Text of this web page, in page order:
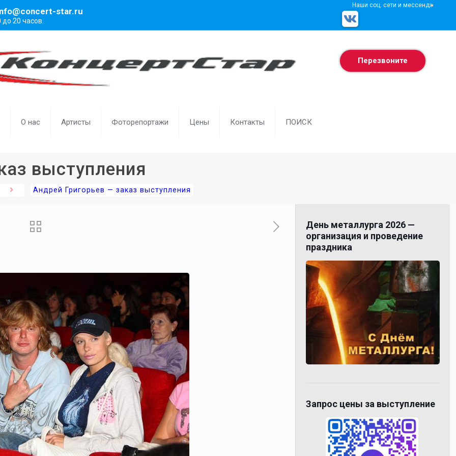
star.ru
до 20 часов.
Наши соц. сети и мессенджеры
О нас Артисты Фоторепортажи Цены Контакты ПОИСК
Перезвоните
выступления
Андрей Григорьев — заказ выступления
День металлурга 2026 —
организация и проведение
праздника
Запрос цены за выступление